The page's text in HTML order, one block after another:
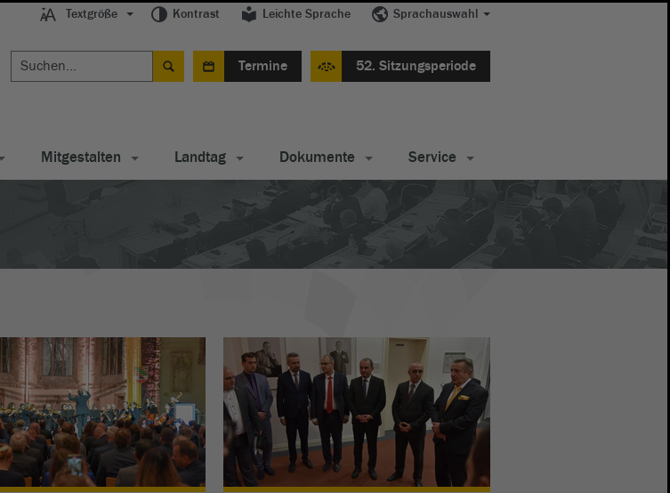
Textgröße Kontrast Leichte Sprache Sprachauswahl
Termine 52. Sitzungsperiode
Mitgestalten Landtag Dokumente Service